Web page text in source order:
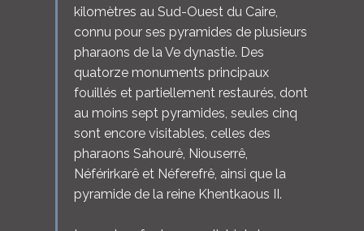
kilomètres au Sud-Ouest du Caire,
connu pour ses pyramides de plusieurs
pharaons de la Ve dynastie. Des
quatorze monuments principaux
fouillés et partiellement restaurés, dont
au moins sept pyramides, seules cinq
sont encore visitables, celles des
pharaons Sahourê, Niouserrê,
Néférirkarê et Néferefrê, ainsi que la
pyramide de la reine Khentkaous II.